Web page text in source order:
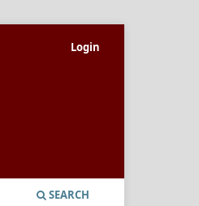
SEARCH
Login